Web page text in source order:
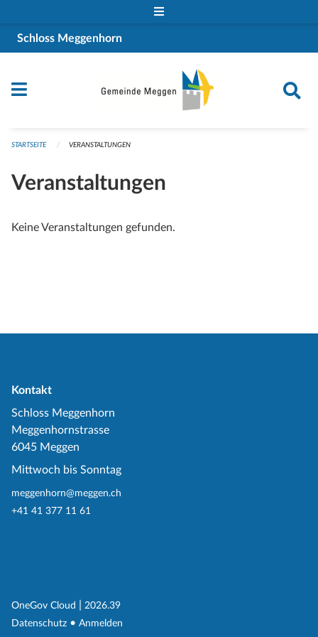
Schloss Meggenhorn
STARTSEITE VERANSTALTUNGEN
Veranstaltungen
Keine Veranstaltungen gefunden.
Kontakt
Schloss Meggenhorn
Meggenhornstrasse
6045 Meggen
Mittwoch bis Sonntag
meggenhorn@meggen.ch
+41 41 377 11 61
OneGov Cloud (External Link)
2026.39
Datenschutz (External Link)
Anmelden